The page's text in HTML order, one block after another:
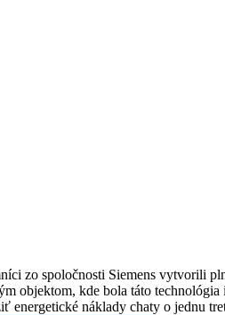
zo spoločnosti Siemens vytvorili
objektom, kde bola táto
energetické náklady chaty o jednu